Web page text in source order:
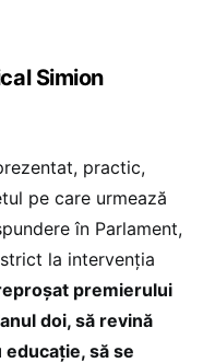
Simion
practic,
pe care urmează
în Parlament,
la intervenția
premierului
doi, să revină
să se